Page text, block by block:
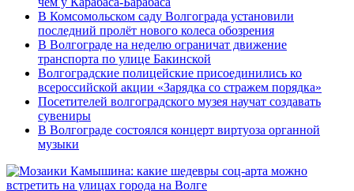
В Комсомольском саду Волгограда установили
последний пролёт нового колеса обозрения
В Волгограде на неделю ограничат движение
транспорта по улице Бакинской
Волгоградские полицейские присоединились ко
всероссийской акции «Зарядка со стражем порядка»
Посетителей волгоградского музея научат создавать
сувениры
В Волгограде состоялся концерт виртуоза органной
музыки